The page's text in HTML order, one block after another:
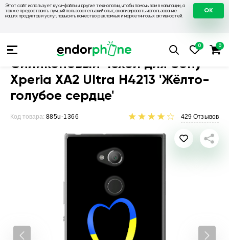
Этот сайт использует куки-файлы и другие технологии, чтобы помочь вам в навигации, а
также предоставить лучший пользовательский опыт, анализировать использование
наших продуктов и услуг, повысить качество рекламных и маркетинговых активностей.
OK
Чехлы на Sony Чехол для Sony
Силиконовый чехол для Sony
Xperia XA2 Ultra H4213 'Жёлто-
голубое сердце'
Код товара: 885u-1366 429 Отзывов